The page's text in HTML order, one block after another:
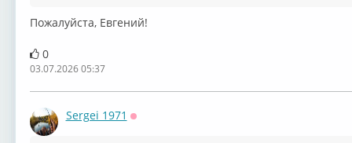
Пожалуйста, Евгений!
0
03.07.2026 05:37
Sergei 1971